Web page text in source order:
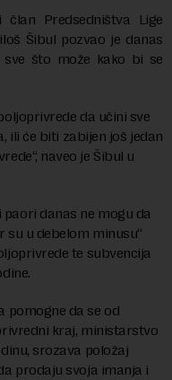
član Predsedništva Lige
Šibul pozvao je danas
što može kako bi se
da učini sve
ili će biti zabijen još jedan
naveo je Šibul u
danas ne mogu da
su u debelom minusu“
te subvencija
pomogne da se od
kraj, ministarstvo
srozava položaj
prodaju svoja imanja i